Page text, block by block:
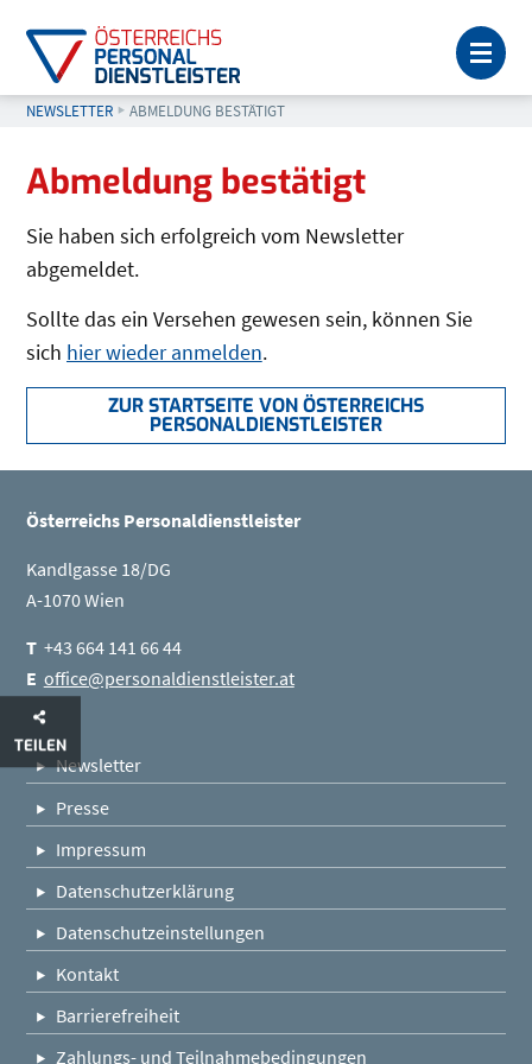
NEWSLETTER AKTUELL: ABMELDUNG BESTÄTIGT
ABMELDUNG BESTÄTIGT
Abmeldung bestätigt
Sie haben sich erfolgreich vom Newsletter
abgemeldet.
Sollte das ein Versehen gewesen sein, können Sie
sich hier wieder anmelden.
ZUR STARTSEITE VON ÖSTERREICHS
PERSONALDIENSTLEISTER
Österreichs Personaldienstleister
Kandlgasse 18/DG
A-1070 Wien
T+43 664 141 66 44
E office@personaldienstleister.at
Newsletter
Presse
Impressum
Datenschutzerklärung
Datenschutzeinstellungen
Kontakt
Barrierefreiheit
Zahlungs- und Teilnahmebedingungen
TEILEN